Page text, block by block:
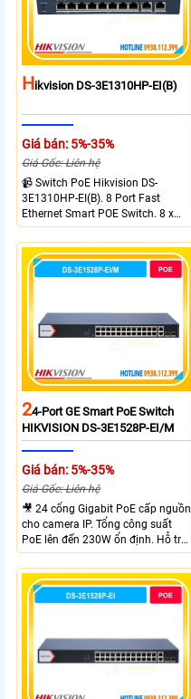
HIkvision DS-3E1310HP-EI(B)
Giá bán: 5%-35%
Giá Gốc: Liên hệ
📹 Switch PoE Hikvision DS-
3E1310HP-EI(B). 8 Port Fast
Ethernet Smart POE Switch. 8 x
10/100M PoE Ports, 2 x Gigabit
Uplink Ports.
24-Port GE Smart PoE Switch
HIKVISION DS-3E1528P-EI/M
Giá bán: 5%-35%
Giá Gốc: Liên hệ
🎥 24 cổng Gigabit PoE cấp nguồn
cho camera IP. Tổng công suất
PoE lên đến 230W ổn định. Hỗ trợ
truyền PoE xa đến 300 mét. Băng
thông chuyển mạch đạt 68 Gbps
mạnh mẽ.